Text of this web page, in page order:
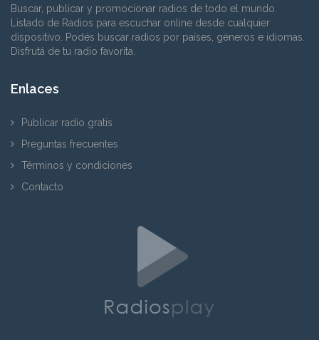
Buscar, publicar y promocionar radios de todo el mundo.
Listado de Radios para escuchar online desde cualquier
dispositivo. Podés buscar radios por países, géneros e idiomas.
Disfrutá de tu radio favorita.
Enlaces
Publicar radio gratis
Preguntas frecuentes
Términos y condiciones
Contacto